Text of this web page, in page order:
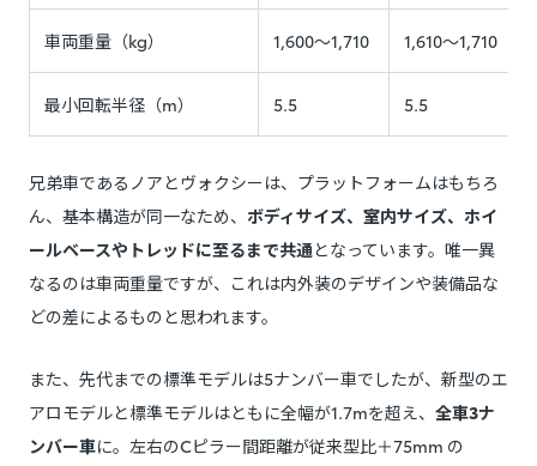
車両重量（kg） 1,600～1,710 1,610～1,710
最小回転半径（m） 5.5 5.5
兄弟車であるノアとヴォクシーは、プラットフォームはもちろ
ん、基本構造が同一なため、 ボディサイズ、室内サイズ、ホイ
ールベースやトレッドに至るまで共通となっています。唯一異
なるのは車両重量ですが、これは内外装のデザインや装備品な
どの差によるものと思われます。
また、先代までの標準モデルは5ナンバー車でしたが、新型のエ
アロモデルと標準モデルはともに全幅が1.7mを超え、 全車3ナ
ンバー車に。左右のCピラー間距離が従来型比＋75mm の